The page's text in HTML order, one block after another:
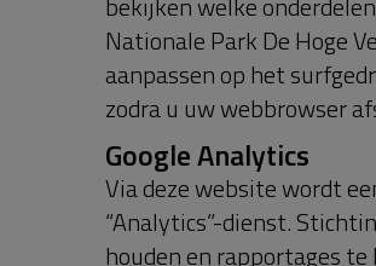
Stichting Het Nationale
u nog interessanter te
hebben getoond in
andere websites
Veluwe is ervan overtuigd
interessanter is dan
advertenties op pagina's
gebruiksgedrag.